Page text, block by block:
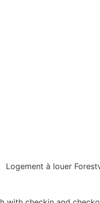
Logement à louer